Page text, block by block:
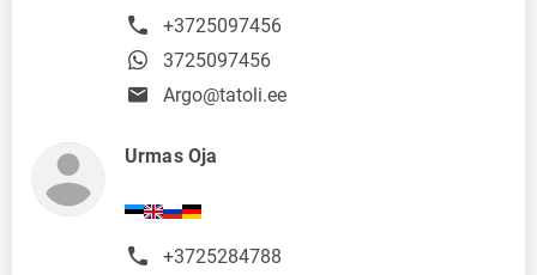
+3725097456
3725097456
Argo@tatoli.ee
Urmas Oja
+3725284788